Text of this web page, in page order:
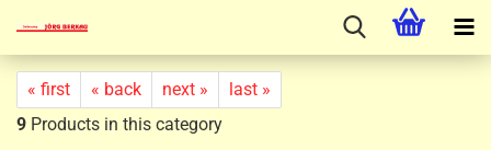
« first « back next »
last »
9 Products in this category